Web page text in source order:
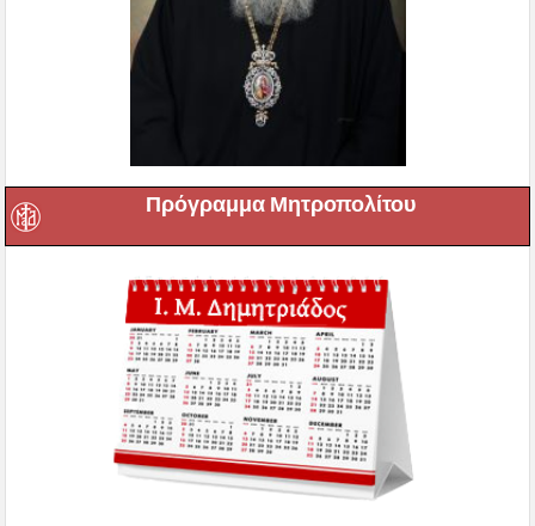
Πρόγραμμα Μητροπολίτου